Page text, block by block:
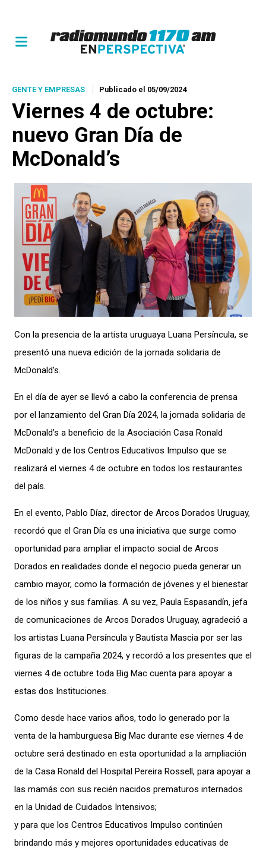
GENTE Y EMPRESAS Publicado el 05/09/2024
Viernes 4 de octubre:
nuevo Gran Día de
McDonald’s
Con la presencia de la artista uruguaya Luana Persíncula, se
presentó una nueva edición de la jornada solidaria de
McDonald’s.
En el día de ayer se llevó a cabo la conferencia de prensa
por el lanzamiento del Gran Día 2024, la jornada solidaria de
McDonald’s a beneficio de la Asociación Casa Ronald
McDonald y de los Centros Educativos Impulso que se
realizará el viernes 4 de octubre en todos los restaurantes
del país.
En el evento, Pablo Díaz, director de Arcos Dorados Uruguay,
recordó que el Gran Día es una iniciativa que surge como
oportunidad para ampliar el impacto social de Arcos
Dorados en realidades donde el negocio pueda generar un
cambio mayor, como la formación de jóvenes y el bienestar
de los niños y sus familias. A su vez, Paula Espasandín, jefa
de comunicaciones de Arcos Dorados Uruguay, agradeció a
los artistas Luana Persíncula y Bautista Mascia por ser las
figuras de la campaña 2024, y recordó a los presentes que el
viernes 4 de octubre toda Big Mac cuenta para apoyar a
estas dos Instituciones.
Como desde hace varios años, todo lo generado por la
venta de la hamburguesa Big Mac durante ese viernes 4 de
octubre será destinado en esta oportunidad a la ampliación
de la Casa Ronald del Hospital Pereira Rossell, para apoyar a
las mamás con sus recién nacidos prematuros internados
en la Unidad de Cuidados Intensivos;
y para que los Centros Educativos Impulso continúen
brindando más y mejores oportunidades educativas de